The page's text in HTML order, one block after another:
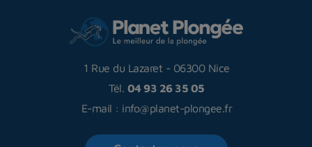
1 Rue du Lazaret - 06300 Nice
Tél. 04 93 26 35 05
E-mail : info@planet-plongee.fr